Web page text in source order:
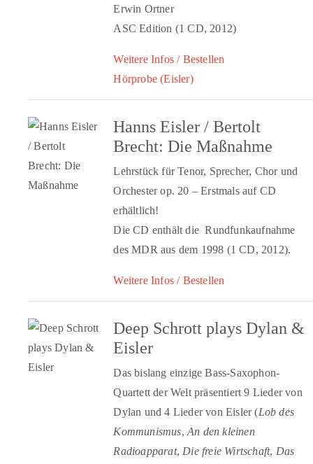
Erwin Ortner
ASC Edition (1 CD, 2012)
Weitere Infos / Bestellen
Hörprobe (Eisler)
Hanns Eisler / Bertolt
Brecht: Die Maßnahme
Lehrstück für Tenor, Sprecher, Chor und
Orchester op. 20 – Erstmals auf CD
erhältlich!
Die CD enthält die Rundfunkaufnahme
des MDR aus dem 1998 (1 CD, 2012).
Weitere Infos / Bestellen
Deep Schrott plays Dylan &
Eisler
Das bislang einzige Bass-Saxophon-
Quartett der Welt präsentiert 9 Lieder von
Dylan und 4 Lieder von Eisler (Lob des
Kommunismus, An den kleinen
Radioapparat, Die freie Wirtschaft, Das